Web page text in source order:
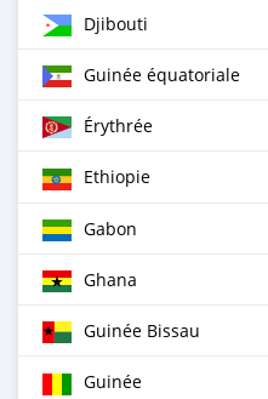
Djibouti
Guinée équatoriale
Érythrée
Ethiopie
Gabon
Ghana
Guinée Bissau
Guinée